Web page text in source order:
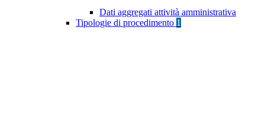
Dati aggregati attività amministrativa
Tipologie di procedimento 1